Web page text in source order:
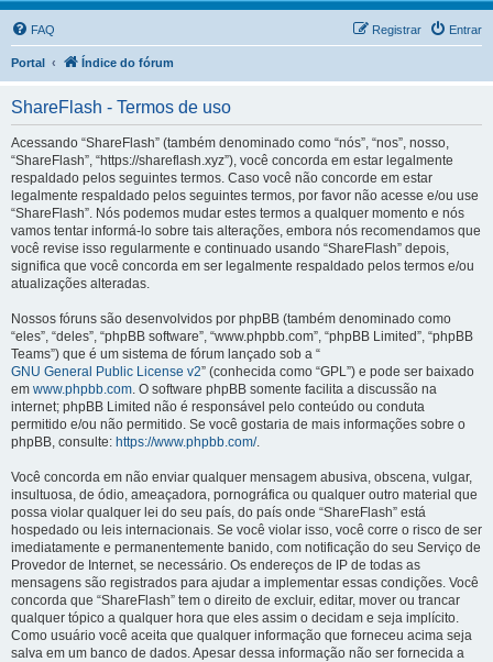
FAQ Entrar
Registrar
Portal Índice do fórum
ShareFlash - Termos de uso
Acessando “ShareFlash” (também denominado como “nós”, “nos”, nosso,
“ShareFlash”, “https://shareflash.xyz”), você concorda em estar legalmente
respaldado pelos seguintes termos. Caso você não concorde em estar
legalmente respaldado pelos seguintes termos, por favor não acesse e/ou use
“ShareFlash”. Nós podemos mudar estes termos a qualquer momento e nós
vamos tentar informá-lo sobre tais alterações, embora nós recomendamos que
você revise isso regularmente e continuado usando “ShareFlash” depois,
significa que você concorda em ser legalmente respaldado pelos termos e/ou
atualizações alteradas.
Nossos fóruns são desenvolvidos por phpBB (também denominado como
“eles”, “deles”, “phpBB software”, “www.phpbb.com”, “phpBB Limited”, “phpBB
Teams”) que é um sistema de fórum lançado sob a “
GNU General Public License v2” (conhecida como “GPL”) e pode ser baixado
em www.phpbb.com. O software phpBB somente facilita a discussão na
internet; phpBB Limited não é responsável pelo conteúdo ou conduta
permitido e/ou não permitido. Se você gostaria de mais informações sobre o
phpBB, consulte: https://www.phpbb.com/.
Você concorda em não enviar qualquer mensagem abusiva, obscena, vulgar,
insultuosa, de ódio, ameaçadora, pornográfica ou qualquer outro material que
possa violar qualquer lei do seu país, do país onde “ShareFlash” está
hospedado ou leis internacionais. Se você violar isso, você corre o risco de ser
imediatamente e permanentemente banido, com notificação do seu Serviço de
Provedor de Internet, se necessário. Os endereços de IP de todas as
mensagens são registrados para ajudar a implementar essas condições. Você
concorda que “ShareFlash” tem o direito de excluir, editar, mover ou trancar
qualquer tópico a qualquer hora que eles assim o decidam e seja implícito.
Como usuário você aceita que qualquer informação que forneceu acima seja
salva em um banco de dados. Apesar dessa informação não ser fornecida a